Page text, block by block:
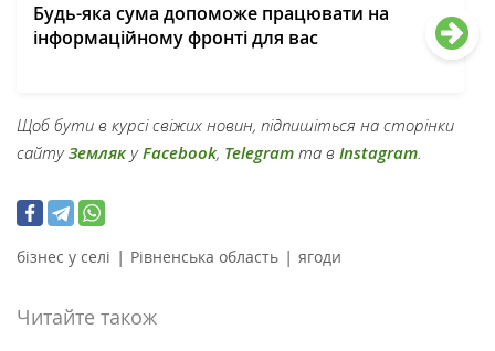
Будь-яка сума допоможе працювати на
інформаційному фронті для вас
Щоб бути в курсі свіжих новин, підпишіться на сторінки
сайтуЗемлякуFacebook, Telegram та в Instagram.
бізнес у селі | Рівненська область | ягоди
Читайте також